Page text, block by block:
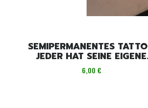
SEMIPERMANENTES
JEDER HAT SEINE EIGENE
VOODOO-PUPPE [4 CM X 6
Preis
6,00 €